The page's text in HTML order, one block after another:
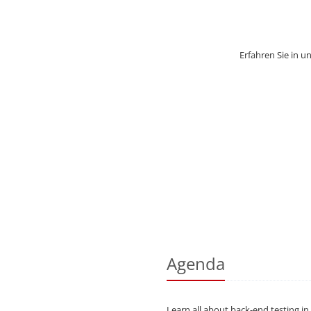
Erfahren Sie in
Agenda